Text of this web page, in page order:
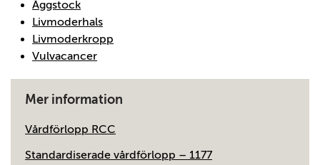
Äggstock
Livmoderhals
Livmoderkropp
Vulvacancer
Mer information
Vårdförlopp RCC
Standardiserade vårdförlopp – 1177